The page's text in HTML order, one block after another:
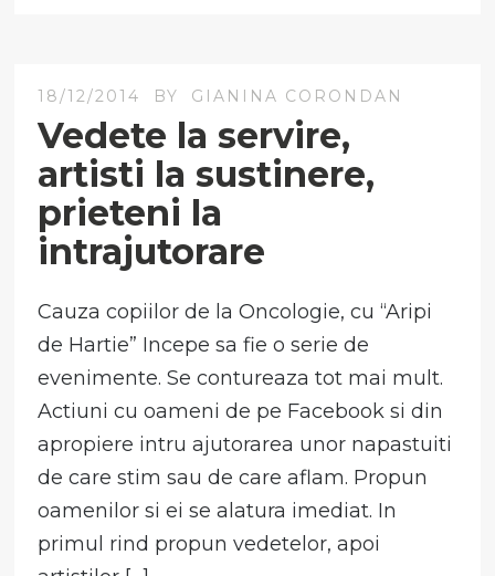
18/12/2014 BY GIANINA CORONDAN
Vedete la servire,
artisti la sustinere,
prieteni la
intrajutorare
Cauza copiilor de la Oncologie, cu “Aripi
de Hartie” Incepe sa fie o serie de
evenimente. Se contureaza tot mai mult.
Actiuni cu oameni de pe Facebook si din
apropiere intru ajutorarea unor napastuiti
de care stim sau de care aflam. Propun
oamenilor si ei se alatura imediat. In
primul rind propun vedetelor, apoi